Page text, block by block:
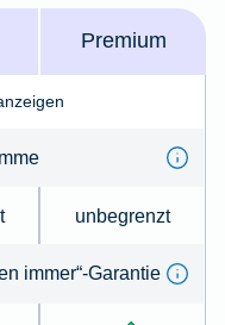
Premium
unbegrenzt
immer“-Garantie